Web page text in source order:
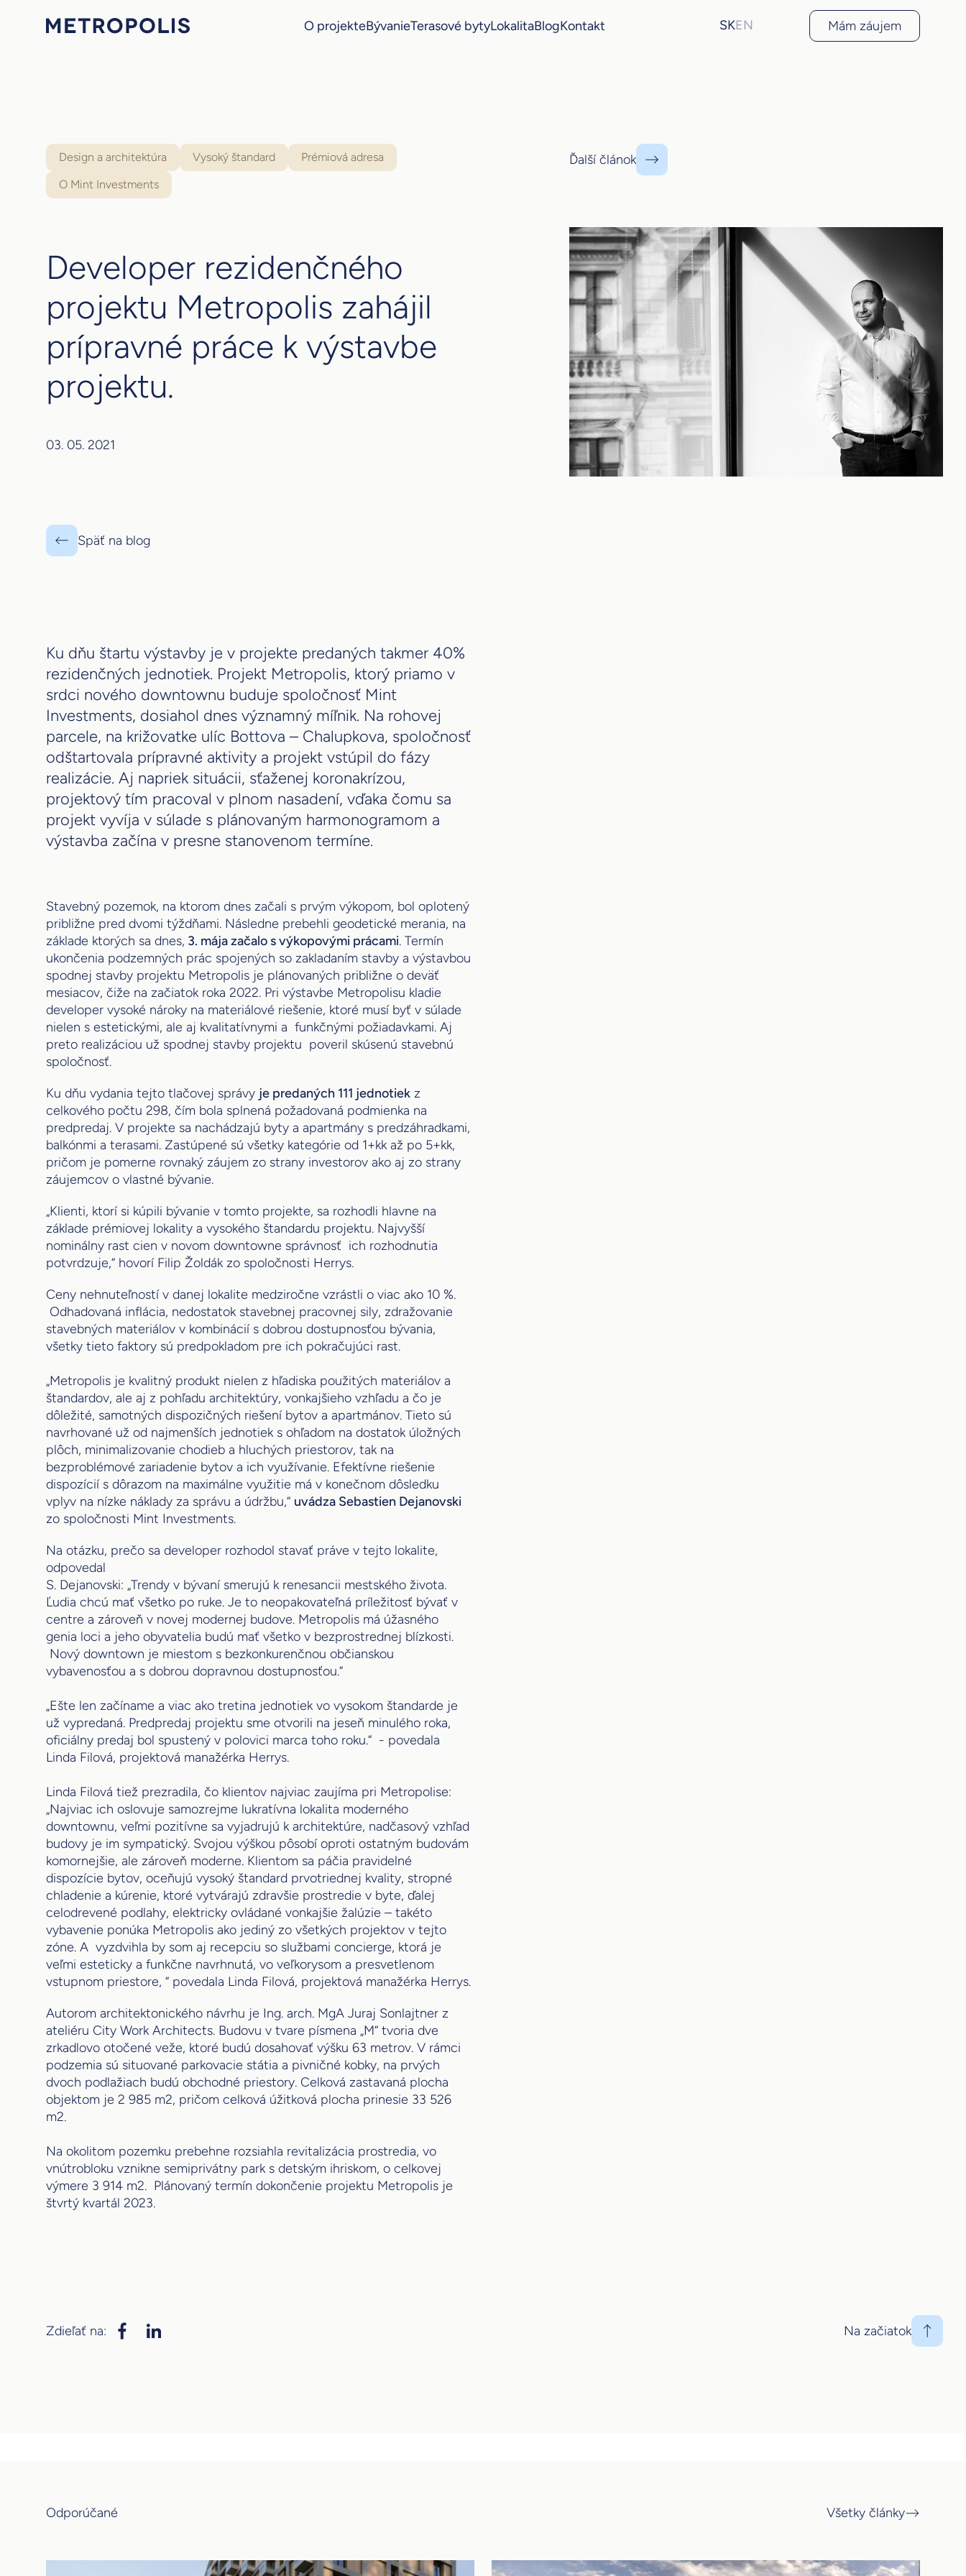
O projekteBývanieTerasové bytyLokalitaBlogKontakt SKEN Mám záujem
Design a architektúra Vysoký štandard
Prémiová adresa
O Mint Investments
Developer rezidenčného
projektu Metropolis zahájil
prípravné práce k výstavbe
projektu.
03. 05. 2021
Späť na blog
Ku dňu štartu výstavby je v projekte predaných takmer 40%
rezidenčných jednotiek. Projekt Metropolis, ktorý priamo v
srdci nového downtownu buduje spoločnosť Mint
Investments, dosiahol dnes významný míľnik. Na rohovej
parcele, na križovatke ulíc Bottova – Chalupkova, spoločnosť
odštartovala prípravné aktivity a projekt vstúpil do fázy
realizácie. Aj napriek situácii, sťaženej koronakrízou,
projektový tím pracoval v plnom nasadení, vďaka čomu sa
projekt vyvíja v súlade s plánovaným harmonogramom a
výstavba začína v presne stanovenom termíne.
Stavebný pozemok, na ktorom dnes začali s prvým výkopom, bol oplotený
približne pred dvomi týždňami. Následne prebehli geodetické merania, na
základe ktorých sa dnes, 3. mája začalo s výkopovými prácami. Termín
ukončenia podzemných prác spojených so zakladaním stavby a výstavbou
spodnej stavby projektu Metropolis je plánovaných približne o deväť
mesiacov, čiže na začiatok roka 2022. Pri výstavbe Metropolisu kladie
developer vysoké nároky na materiálové riešenie, ktoré musí byť v súlade
nielen s estetickými, ale aj kvalitatívnymi a funkčnými požiadavkami. Aj
preto realizáciou už spodnej stavby projektu poveril skúsenú stavebnú
spoločnosť.
Ku dňu vydania tejto tlačovej správy je predaných 111 jednotiek z
celkového počtu 298, čím bola splnená požadovaná podmienka na
predpredaj. V projekte sa nachádzajú byty a apartmány s predzáhradkami,
balkónmi a terasami. Zastúpené sú všetky kategórie od 1+kk až po 5+kk,
pričom je pomerne rovnaký záujem zo strany investorov ako aj zo strany
záujemcov o vlastné bývanie.
„Klienti, ktorí si kúpili bývanie v tomto projekte, sa rozhodli hlavne na
základe prémiovej lokality a vysokého štandardu projektu. Najvyšší
nominálny rast cien v novom downtowne správnosť ich rozhodnutia
potvrdzuje,“ hovorí Filip Žoldák zo spoločnosti Herrys.
Ceny nehnuteľností v danej lokalite medziročne vzrástli o viac ako 10 %.
Odhadovaná inflácia, nedostatok stavebnej pracovnej sily, zdražovanie
stavebných materiálov v kombinácií s dobrou dostupnosťou bývania,
všetky tieto faktory sú predpokladom pre ich pokračujúci rast.
„Metropolis je kvalitný produkt nielen z hľadiska použitých materiálov a
štandardov, ale aj z pohľadu architektúry, vonkajšieho vzhľadu a čo je
dôležité, samotných dispozičných riešení bytov a apartmánov. Tieto sú
navrhované už od najmenších jednotiek s ohľadom na dostatok úložných
plôch, minimalizovanie chodieb a hluchých priestorov, tak na
bezproblémové zariadenie bytov a ich využívanie. Efektívne riešenie
dispozícií s dôrazom na maximálne využitie má v konečnom dôsledku
vplyv na nízke náklady za správu a údržbu,“ uvádza Sebastien Dejanovski
zo spoločnosti Mint Investments.
Na otázku, prečo sa developer rozhodol stavať práve v tejto lokalite,
odpovedal
S. Dejanovski: „Trendy v bývaní smerujú k renesancii mestského života.
Ľudia chcú mať všetko po ruke. Je to neopakovateľná príležitosť bývať v
centre a zároveň v novej modernej budove. Metropolis má úžasného
genia loci a jeho obyvatelia budú mať všetko v bezprostrednej blízkosti.
Nový downtown je miestom s bezkonkurenčnou občianskou
vybavenosťou a s dobrou dopravnou dostupnosťou.“
„Ešte len začíname a viac ako tretina jednotiek vo vysokom štandarde je
už vypredaná. Predpredaj projektu sme otvorili na jeseň minulého roka,
oficiálny predaj bol spustený v polovici marca toho roku.“ - povedala
Linda Filová, projektová manažérka Herrys.
Linda Filová tiež prezradila, čo klientov najviac zaujíma pri Metropolise:
„Najviac ich oslovuje samozrejme lukratívna lokalita moderného
downtownu, veľmi pozitívne sa vyjadrujú k architektúre, nadčasový vzhľad
budovy je im sympatický. Svojou výškou pôsobí oproti ostatným budovám
komornejšie, ale zároveň moderne. Klientom sa páčia pravidelné
dispozície bytov, oceňujú vysoký štandard prvotriednej kvality, stropné
chladenie a kúrenie, ktoré vytvárajú zdravšie prostredie v byte, ďalej
celodrevené podlahy, elektricky ovládané vonkajšie žalúzie – takéto
vybavenie ponúka Metropolis ako jediný zo všetkých projektov v tejto
zóne. A vyzdvihla by som aj recepciu so službami concierge, ktorá je
veľmi esteticky a funkčne navrhnutá, vo veľkorysom a presvetlenom
vstupnom priestore, “ povedala Linda Filová, projektová manažérka Herrys.
Autorom architektonického návrhu je Ing. arch. MgA Juraj Sonlajtner z
ateliéru City Work Architects. Budovu v tvare písmena „M“ tvoria dve
zrkadlovo otočené veže, ktoré budú dosahovať výšku 63 metrov. V rámci
podzemia sú situované parkovacie státia a pivničné kobky, na prvých
dvoch podlažiach budú obchodné priestory. Celková zastavaná plocha
objektom je 2 985 m2, pričom celková úžitková plocha prinesie 33 526
m2.
Na okolitom pozemku prebehne rozsiahla revitalizácia prostredia, vo
vnútrobloku vznikne semiprivátny park s detským ihriskom, o celkovej
výmere 3 914 m2. Plánovaný termín dokončenie projektu Metropolis je
štvrtý kvartál 2023.
Ďalší článok
Zdieľať na: Na začiatok
Odporúčané Všetky články